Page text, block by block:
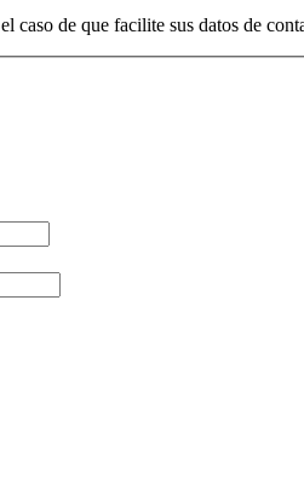
caso de que facilite sus datos de